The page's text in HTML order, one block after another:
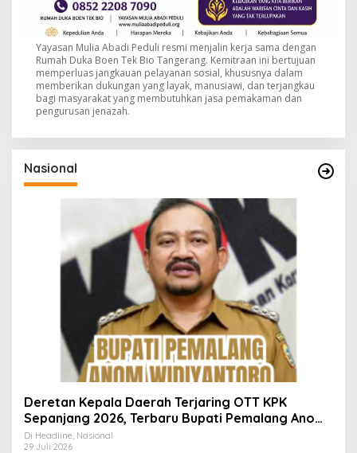
Yayasan Mulia Abadi Peduli resmi menjalin kerja sama dengan
Rumah Duka Boen Tek Bio Tangerang. Kemitraan ini bertujuan
memperluas jangkauan pelayanan sosial, khususnya dalam
memberikan dukungan yang layak, manusiawi, dan terjangkau
bagi masyarakat yang membutuhkan jasa pemakaman dan
pengurusan jenazah.
Nasional
Deretan Kepala Daerah Terjaring OTT KPK
Sepanjang 2026, Terbaru Bupati Pemalang Anom
Widiyantoro
Di Headline, Nasional
29 Juli 2026